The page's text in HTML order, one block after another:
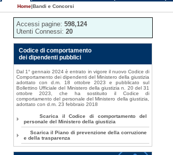
Home|Bandi e Concorsi
Accessi pagine: 598,124
Utenti Connessi: 20
Codice di comportamento
dei dipendenti pubblici
Dal 1° gennaio 2024 è entrato in vigore il nuovo Codice di
Comportamento dei dipendenti del Ministero della giustizia
adottato con d.m. 18 ottobre 2023 e pubblicato sul
Bollettino Ufficiale del Ministero della giustizia n. 20 del 31
ottobre 2023, che ha sostituito il Codice di
comportamento del personale del Ministero della giustizia,
adottato con d.m. 23 febbraio 2018
Scarica il Codice di comportamento del
personale del Ministero della giustizia
Scarica il Piano di prevenzione della corruzione
e della trasparenza